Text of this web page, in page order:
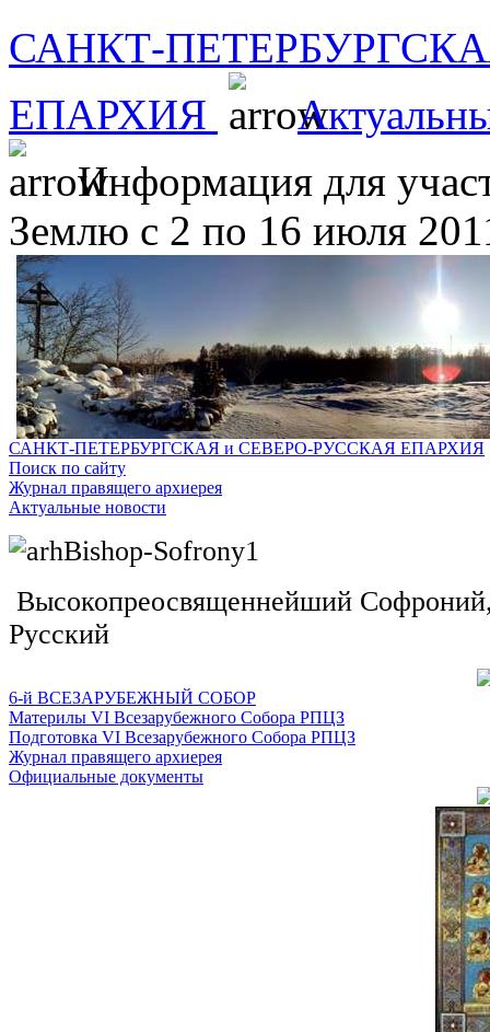
САНКТ-
ЕПАРХИЯ
Информация для
Землю с 2 по 16 июля
САНКТ-ПЕТЕРБУРГСКАЯ и СЕВЕРО-РУССКАЯ ЕПАРХИЯ
Поиск по сайту
Журнал правящего архиерея
Актуальные новости
Высокопреосвященнейший
Русский
6-й ВСЕЗАРУБЕЖНЫЙ СОБОР
Материлы VI Всезарубежного Собора РПЦЗ
Подготовка VI Всезарубежного Собора РПЦЗ
Журнал правящего архиерея
Официальные документы